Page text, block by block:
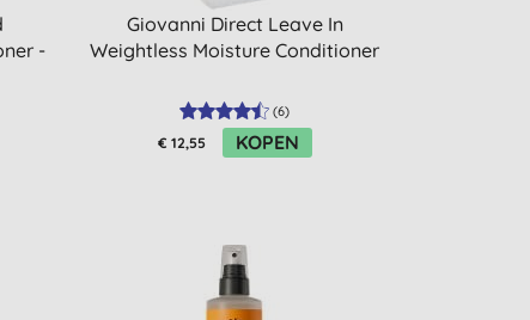
-
Giovanni Direct Leave In
Weightless Moisture Conditioner
(6)
€ 12,55 KOPEN